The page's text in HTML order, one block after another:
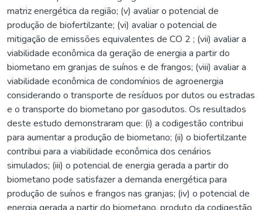
matriz energética da região; (v) avaliar o potencial de
produção de biofertilzante; (vi) avaliar o potencial de
mitigação de emissões equivalentes de CO 2 ; (vii) avaliar a
viabilidade econômica da geração de energia a partir do
biometano em granjas de suínos e de frangos; (viii) avaliar a
viabilidade econômica de condomínios de agroenergia
considerando o transporte de resíduos por dutos ou estradas
e o transporte do biometano por gasodutos. Os resultados
deste estudo demonstraram que: (i) a codigestão contribui
para aumentar a produção de biometano; (ii) o biofertilzante
contribui para a viabilidade econômica dos cenários
simulados; (iii) o potencial de energia gerada a partir do
biometano pode satisfazer a demanda energética para
produção de suínos e frangos nas granjas; (iv) o potencial de